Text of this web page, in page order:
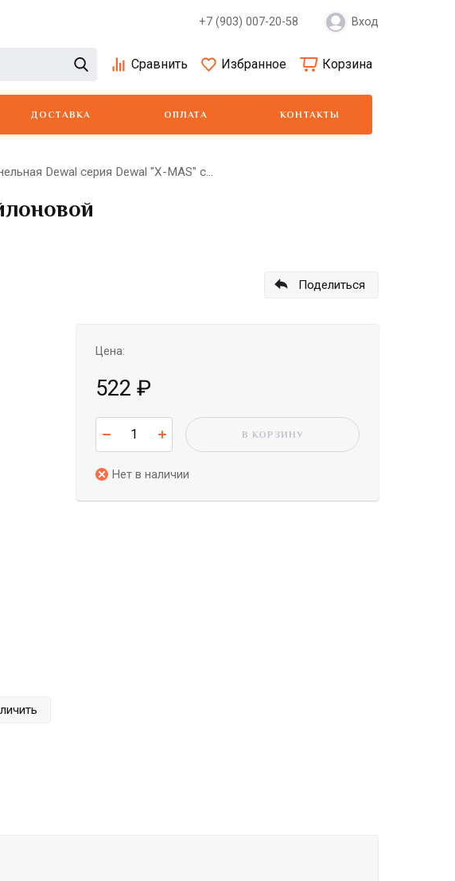
+7 (903) 007-20-58 Вход
Сравнить Избранное Корзина
ДОСТАВКА ОПЛАТА КОНТАКТЫ
Dewal серия Dewal "X-MAS" с...
Поделиться
Цена:
522 ₽
В КОРЗИНУ
Нет в наличии